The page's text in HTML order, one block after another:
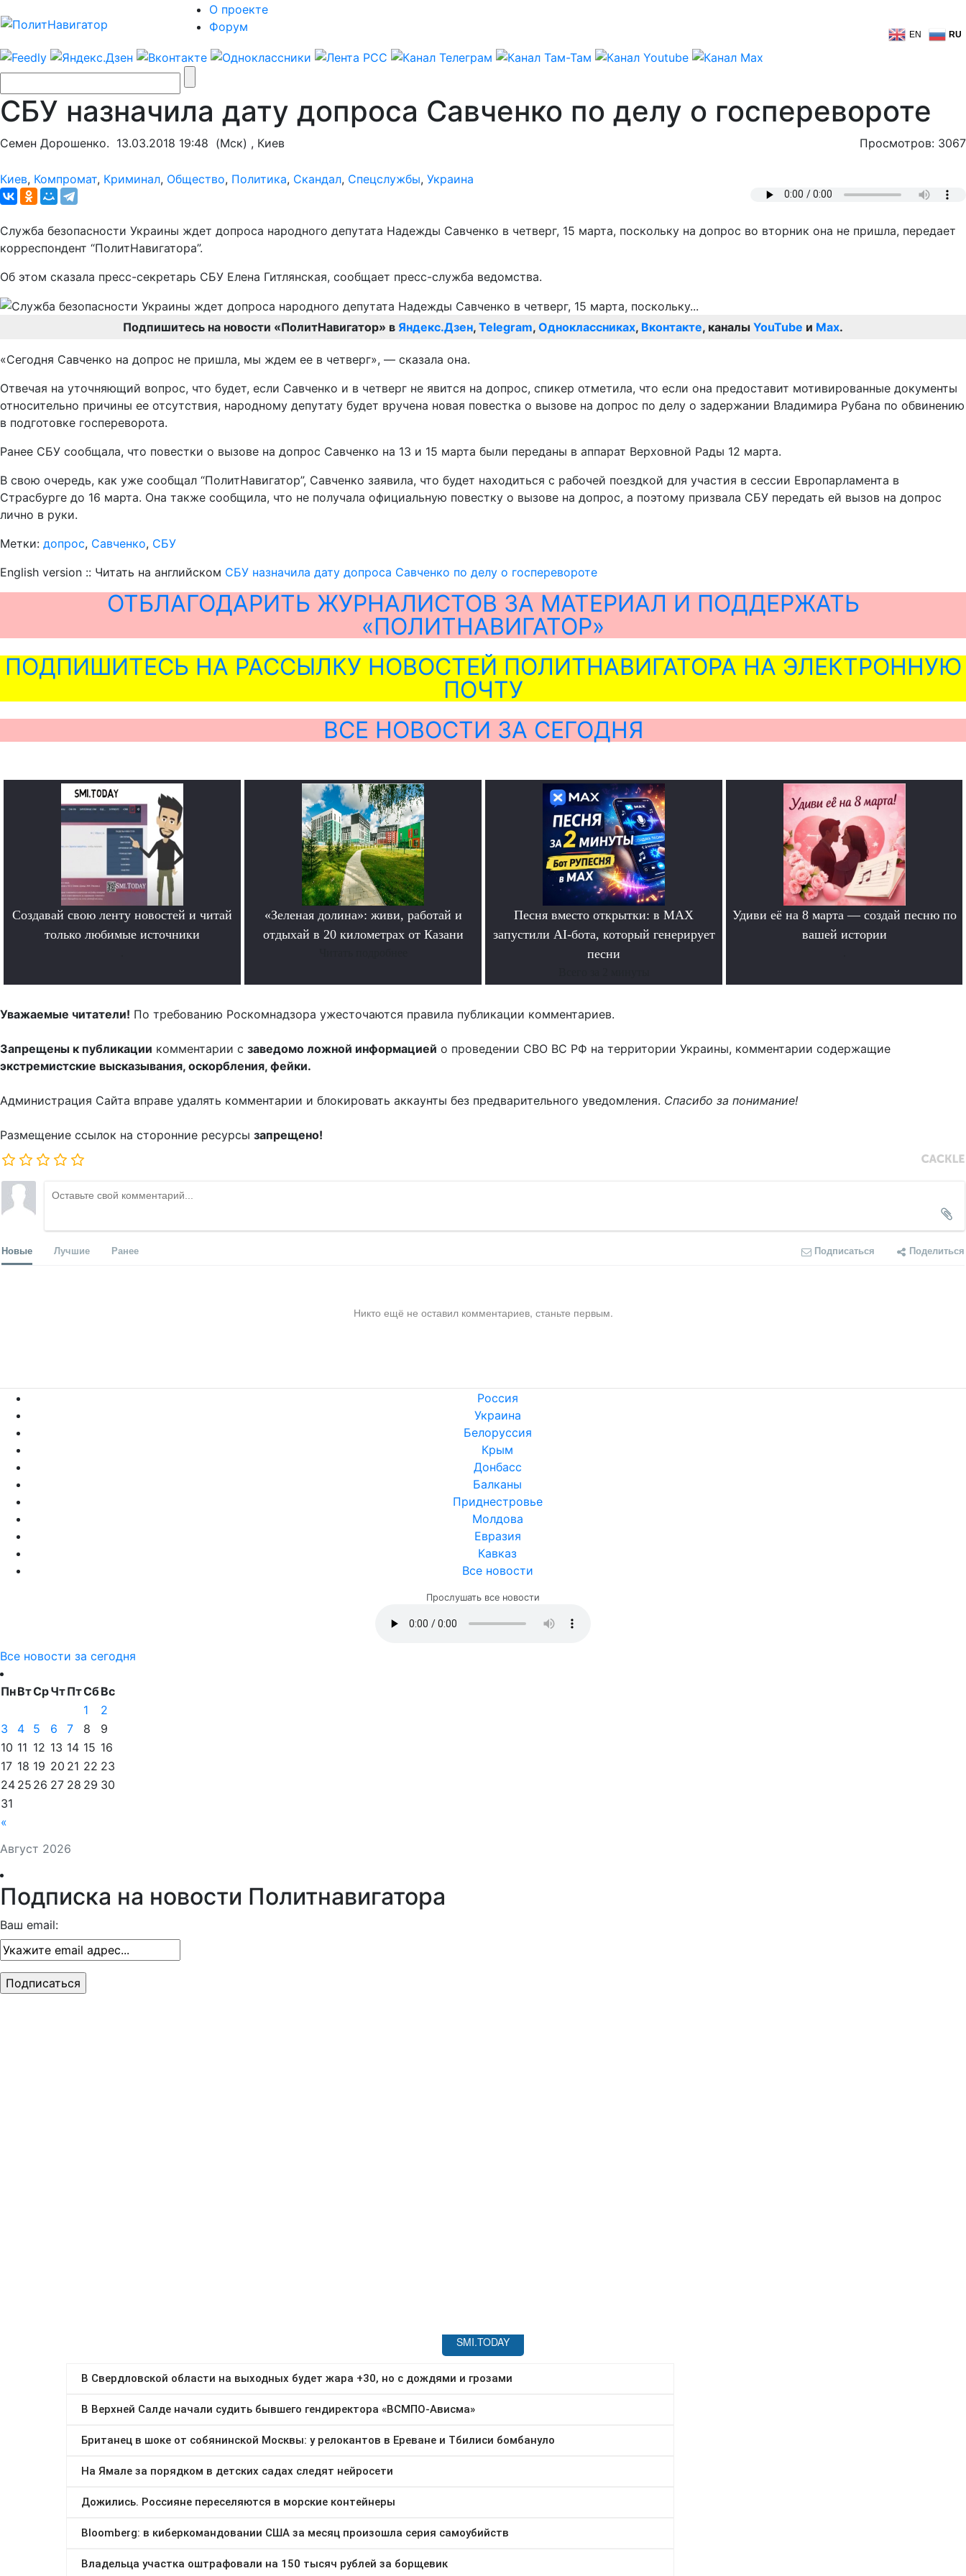
О проекте
Форум
EN RU
СБУ назначила дату допроса Савченко по делу о госперевороте
Семен Дорошенко. 13.03.2018 19:48 (Мск) , Киев Просмотров: 3067
Киев, Компромат, Криминал, Общество, Политика, Скандал, Спецслужбы, Украина
Служба безопасности Украины ждет допроса народного депутата Надежды Савченко в четверг, 15 марта, поскольку на допрос во вторник она не пришла, передает
корреспондент “ПолитНавигатора”.
Об этом сказала пресс-секретарь СБУ Елена Гитлянская, сообщает пресс-служба ведомства.
Подпишитесь на новости «ПолитНавигатор» в Яндекс.Дзен, Telegram, Одноклассниках, Вконтакте, каналы YouTube и Max.
«Сегодня Савченко на допрос не пришла, мы ждем ее в четверг», — сказала она.
Отвечая на уточняющий вопрос, что будет, если Савченко и в четверг не явится на допрос, спикер отметила, что если она предоставит мотивированные документы
относительно причины ее отсутствия, народному депутату будет вручена новая повестка о вызове на допрос по делу о задержании Владимира Рубана по обвинению
в подготовке госпереворота.
Ранее СБУ сообщала, что повестки о вызове на допрос Савченко на 13 и 15 марта были переданы в аппарат Верховной Рады 12 марта.
В свою очередь, как уже сообщал “ПолитНавигатор”, Савченко заявила, что будет находиться с рабочей поездкой для участия в сессии Европарламента в
Страсбурге до 16 марта. Она также сообщила, что не получала официальную повестку о вызове на допрос, а поэтому призвала СБУ передать ей вызов на допрос
лично в руки.
Метки: допрос, Савченко, СБУ
English version :: Читать на английском СБУ назначила дату допроса Савченко по делу о госперевороте
ОТБЛАГОДАРИТЬ ЖУРНАЛИСТОВ ЗА МАТЕРИАЛ И ПОДДЕРЖАТЬ
«ПОЛИТНАВИГАТОР»
ПОДПИШИТЕСЬ НА РАССЫЛКУ НОВОСТЕЙ ПОЛИТНАВИГАТОРА НА ЭЛЕКТРОННУЮ
ПОЧТУ
ВСЕ НОВОСТИ ЗА СЕГОДНЯ
Создавай свою ленту новостей и читай
только любимые источники
«Зеленая долина»: живи, работай и
отдыхай в 20 километрах от Казани
Песня вместо открытки: в MAX
запустили AI-бота, который генерирует
песни
Удиви её на 8 марта — создай песню по
вашей истории
Уважаемые читатели! По требованию Роскомнадзора ужесточаются правила публикации комментариев.
Запрещены к публикации комментарии с заведомо ложной информацией о проведении СВО ВС РФ на территории Украины, комментарии содержащие
экстремистские высказывания, оскорбления, фейки.
Администрация Сайта вправе удалять комментарии и блокировать аккаунты без предварительного уведомления. Спасибо за понимание!
Размещение ссылок на сторонние ресурсы запрещено!
Новые Лучшие Ранее Подписаться Поделиться
Никто ещё не оставил комментариев, станьте первым.
Россия
Украина
Белоруссия
Крым
Донбасс
Балканы
Приднестровье
Молдова
Евразия
Кавказ
Все новости
Прослушать все новости
Все новости за сегодня
Август 2026
ПнВтСрЧтПтСбВс
«
1
2
3
4 5 6 7 8
9
10 11 12 13 14 15 16
17 18 19 20 21 22 23
24 25 26 27 28 29 30
31
Подписка на новости Политнавигатора
Ваш email: